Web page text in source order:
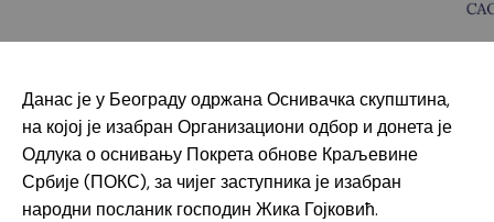
Данас је у Београду одржана Оснивачка скупштина,
на којој је изабран Организациони одбор и донета је
Одлука о оснивању Покрета обнове Краљевине
Србије (ПОКС), за чијег заступника је изабран
народни посланик господин Жика Гојковић.